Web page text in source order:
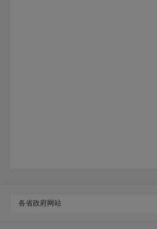
各省政府网站